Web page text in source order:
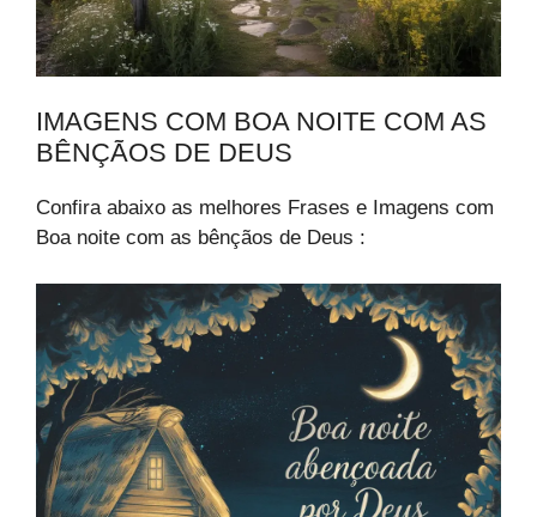
IMAGENS COM BOA NOITE COM AS
BÊNÇÃOS DE DEUS
Confira abaixo as melhores Frases e Imagens com
Boa noite com as bênçãos de Deus :